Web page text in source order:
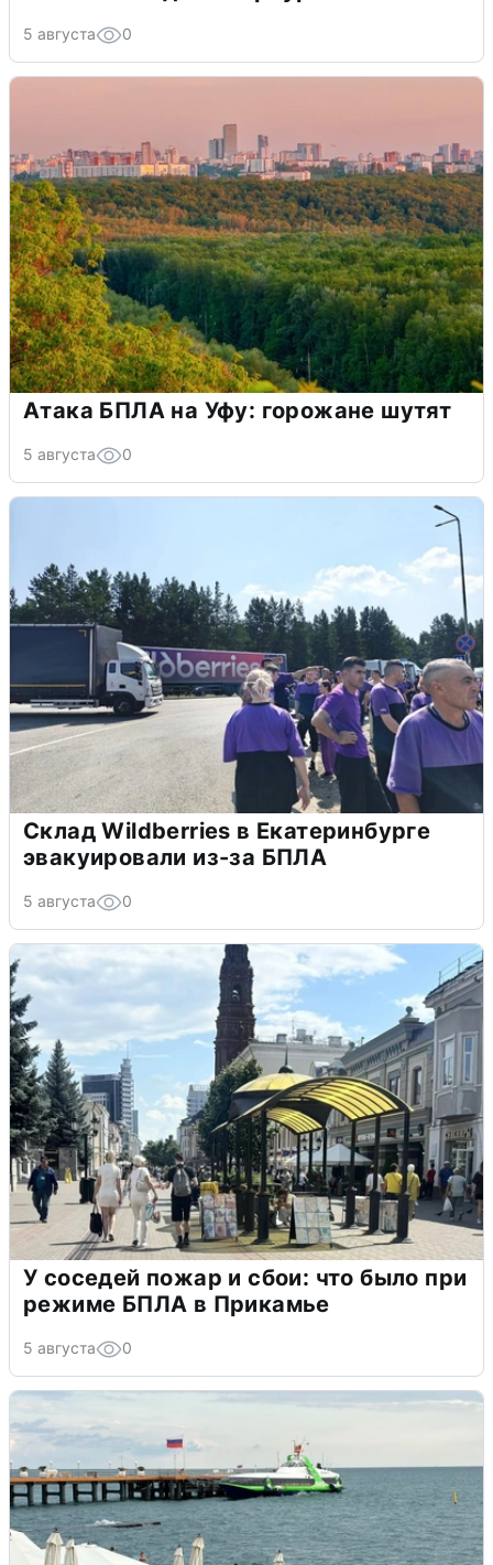
5 августа 0
Атака БПЛА на Уфу: горожане шутят
5 августа 0
Склад Wildberries в Екатеринбурге
эвакуировали из-за БПЛА
5 августа 0
У соседей пожар и сбои: что было при
режиме БПЛА в Прикамье
5 августа 0